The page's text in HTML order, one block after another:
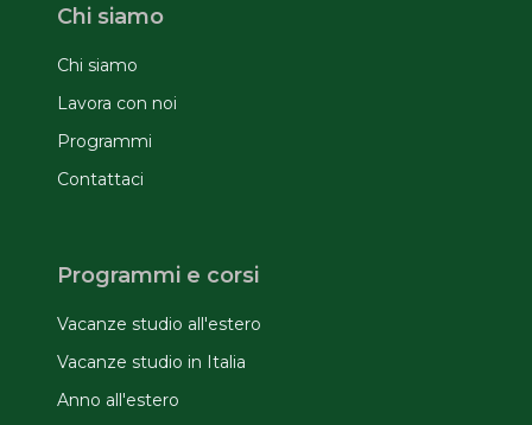
Chi siamo
Chi siamo
Lavora con noi
Programmi
Contattaci
Programmi e corsi
Vacanze studio all'estero
Vacanze studio in Italia
Anno all'estero